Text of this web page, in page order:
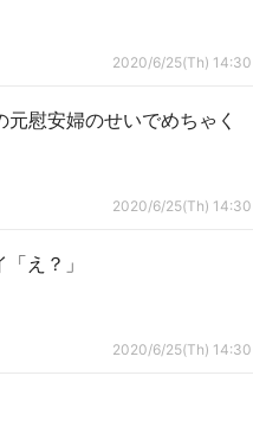
2020/6/25(Th) 14:30
慰安婦のせいでめちゃく
2020/6/25(Th) 14:30
え？」
2020/6/25(Th) 14:30